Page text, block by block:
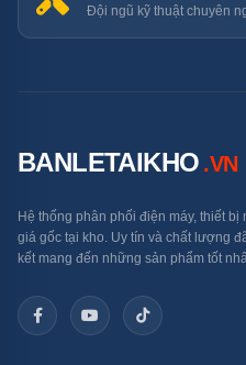
Đội ngũ kỹ thuật chuyên
BANLETAIKHO .VN
Hệ thống phân phối điện máy, thiết
giá gốc tại kho. Uy tín và chất lượng
kết mang đến những sản phẩm tốt